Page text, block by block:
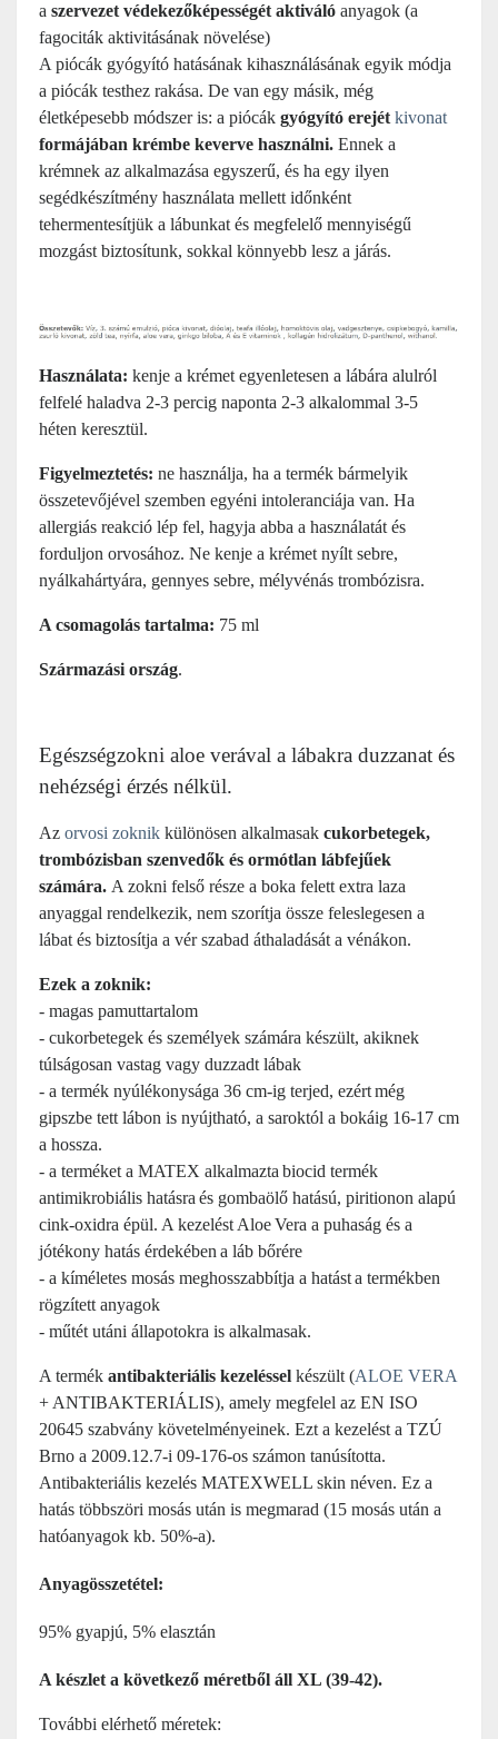
a szervezet védekezőképességét aktiváló anyagok (a
fagociták aktivitásának növelése)
A piócák gyógyító hatásának kihasználásának egyik módja
a piócák testhez rakása. De van egy másik, még
életképesebb módszer is: a piócák gyógyító erejét kivonat
formájában krémbe keverve használni. Ennek a
krémnek az alkalmazása egyszerű, és ha egy ilyen
segédkészítmény használata mellett időnként
tehermentesítjük a lábunkat és megfelelő mennyiségű
mozgást biztosítunk, sokkal könnyebb lesz a járás.
Használata: kenje a krémet egyenletesen a lábára alulról
felfelé haladva 2-3 percig naponta 2-3 alkalommal 3-5
héten keresztül.
Figyelmeztetés: ne használja, ha a termék bármelyik
összetevőjével szemben egyéni intoleranciája van. Ha
allergiás reakció lép fel, hagyja abba a használatát és
forduljon orvosához. Ne kenje a krémet nyílt sebre,
nyálkahártyára, gennyes sebre, mélyvénás trombózisra.
A csomagolás tartalma: 75 ml
Származási ország.
Egészségzokni aloe verával a lábakra duzzanat és
nehézségi érzés nélkül.
Az orvosi zoknik különösen alkalmasak cukorbetegek,
trombózisban szenvedők és ormótlan lábfejűek
számára. A zokni felső része a boka felett extra laza
anyaggal rendelkezik, nem szorítja össze feleslegesen a
lábat és biztosítja a vér szabad áthaladását a vénákon.
Ezek a zoknik:
- magas pamuttartalom
- cukorbetegek és személyek számára készült, akiknek
túlságosan vastag vagy duzzadt lábak
- a termék nyúlékonysága 36 cm-ig terjed, ezértmég
gipszbe tett lábon is nyújtható, a saroktól a bokáig 16-17 cm
a hossza.
- a terméket a MATEX alkalmazta biocid termék
antimikrobiális hatásra és gombaölő hatású, piritionon alapú
cink-oxidra épül. A kezelést AloeVera a puhaság és a
jótékony hatás érdekében a láb bőrére
- a kíméletes mosás meghosszabbítja a hatásta termékben
rögzített anyagok
- műtét utáni állapotokra is alkalmasak.
A termék antibakteriális kezeléssel készült (ALOE VERA
+ ANTIBAKTERIÁLIS), amely megfelel az EN ISO
20645 szabvány követelményeinek. Ezt a kezelést a TZÚ
Brno a 2009.12.7-i 09-176-os számon tanúsította.
Antibakteriális kezelés MATEXWELL skin néven. Ez a
hatás többszöri mosás után is megmarad (15 mosás után a
hatóanyagok kb. 50%-a).
Anyagösszetétel:
95% gyapjú, 5% elasztán
A készlet a következő méretből áll XL (39-42).
További elérhető méretek: